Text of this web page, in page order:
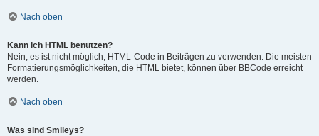
Nach oben
Kann ich HTML benutzen?
Nein, es ist nicht möglich, HTML-Code in Beiträgen zu verwenden. Die meisten
Formatierungsmöglichkeiten, die HTML bietet, können über BBCode erreicht
werden.
Nach oben
Was sind Smileys?